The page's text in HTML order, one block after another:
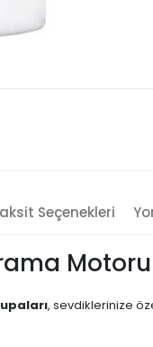
Seçenekleri
, sevdiklerinize